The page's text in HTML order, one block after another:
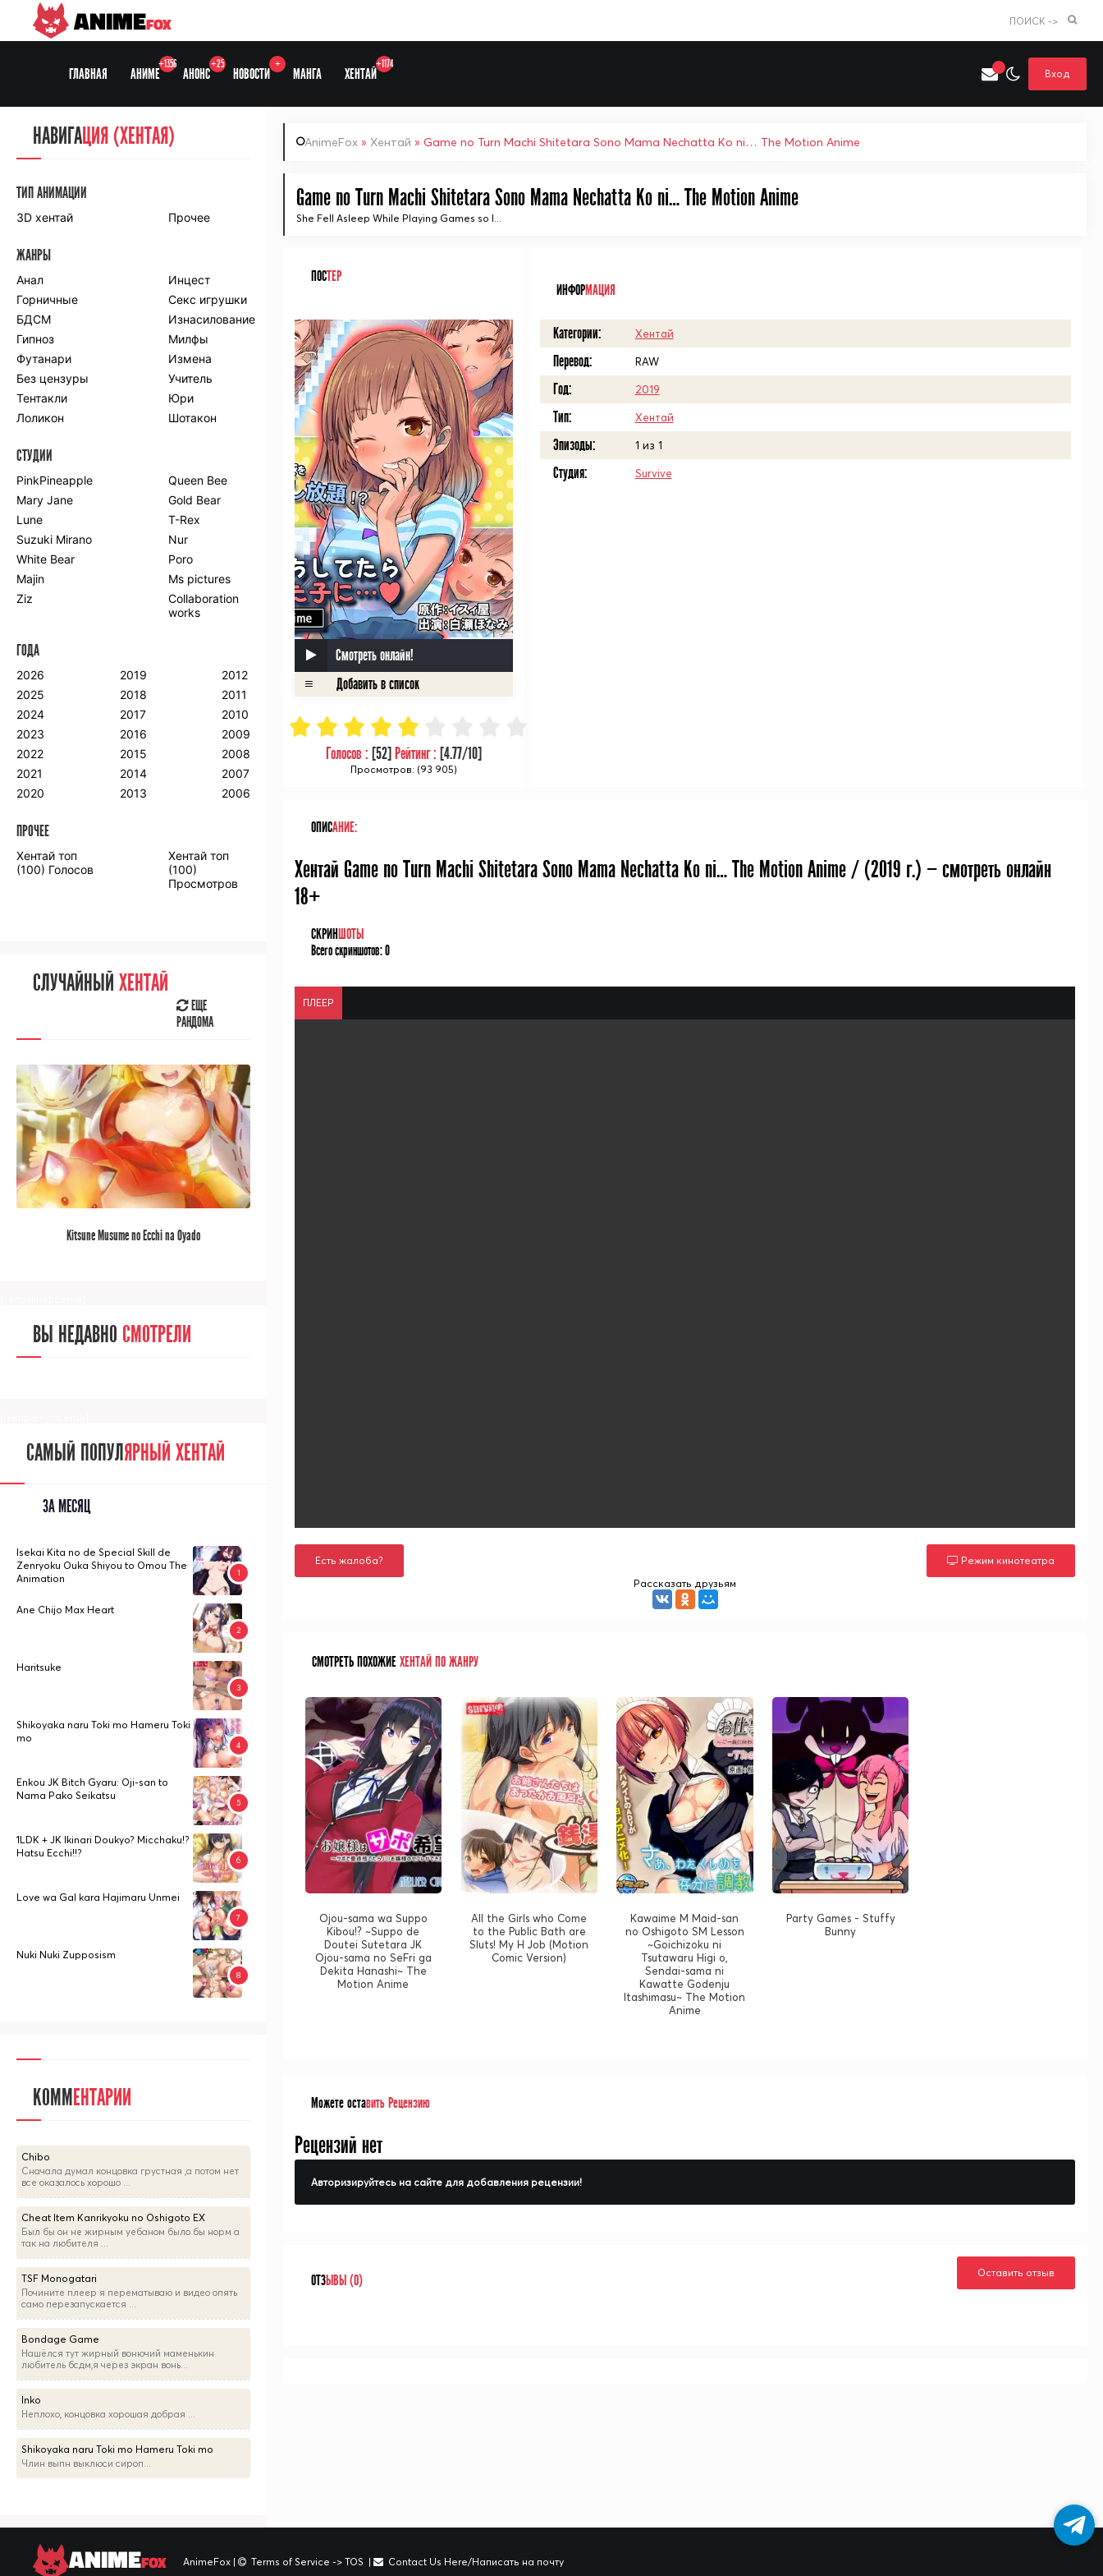
Выберите одну категорию для поиска Аниме
ANIMEFOX ПОИСК ->
ГЛАВНАЯ АНИМЕ
+1356
АНОНС
+25
НОВОСТИ
+
МАНГА ХЕНТАЙ
+1174
Вход
AnimeFox » Хентай » Game no Turn Machi Shitetara Sono Mama Nechatta Ko ni… The Motion Anime
Game no Turn Machi Shitetara Sono Mama Nechatta Ko ni… The Motion Anime
She Fell Asleep While Playing Games so I...
ПОСТЕР
Смотреть онлайн!
Голосов : [52] Рейтинг : [4.77/10]
Просмотров: (93 905)
ИНФОРМАЦИЯ
Категории: Хентай
Перевод: RAW
Год: 2019
Тип: Хентай
Эпизоды: 1 из 1
Студия: Survive
ОПИСАНИЕ:
Хентай Game no Turn Machi Shitetara Sono Mama Nechatta Ko ni… The Motion Anime / (2019 г.) — смотреть онлайн
18+
СКРИНШОТЫ
Всего скриншотов:0
ПЛЕЕР
Есть жалоба?
Режим кинотеатра
Рассказать друзьям
СМОТРЕТЬ ПОХОЖИЕХЕНТАЙ ПО ЖАНРУ
Ojou-sama wa Suppo
Kibou!? ~Suppo de
Doutei Sutetara JK
Ojou-sama no SeFri ga
Dekita Hanashi~ The
Motion Anime
All the Girls who Come
to the Public Bath are
Sluts! My H Job (Motion
Comic Version)
Kawaime M Maid-san
no Oshigoto SM Lesson
~Goichizoku ni
Tsutawaru Higi o,
Sendai-sama ni
Kawatte Godenju
Itashimasu~ The Motion
Anime
Party Games - Stuffy
Bunny
Можете оставить Рецензию
Рецензий нет
Авторизируйтесь на сайте для добавления рецензии!
ОТЗЫВЫ (0) Оставить отзыв
НАВИГАЦИЯ
СЕЗОНЫ
Anidub
Animedia
Kansai studio
Onibaku
Shiza project
ПО ЖАНРАМ
Комедия
Приключения
Романтика
Школа
Этти
Боевые
искусства
Гарем
Драма
Игры
Исторический
Магия
Фантастика
Фэнтези
Мистика
Попаданцы в
другой мир
Хентай
ПО ГОДУ
2023
2022
2021
2020
2019
2018
2017
2016
2013
2012
2011
2010
2009
2008
2005
2004
2003
2002
2001
2000
ПРОЧЕЕ
Аниме фильмы Аниме OVA
СЛУЧАЙНОЕ АНИМЕ
РАНДОМА
ВЫ НЕДАВНОСМОТРЕЛИ
[/senpainoticeme]
САМЫЙ ПОПУЛЯРНЫЙ АНИМЕ
НАВИГАЦИЯ (ХЕНТАЯ)
ТИП АНИМАЦИИ
3D хентай Прочее
ЖАНРЫ
Анал
Инцест
Горничные
Секс игрушки
БДСМ
Изнасилование
Гипноз
Милфы
Футанари
Измена
Без цензуры
Учитель
Тентакли
Юри
Лоликон
Шотакон
СТУДИИ
PinkPineapple
Queen Bee
Mary Jane
Gold Bear
Lune
T-Rex
Suzuki Mirano
Nur
White Bear
Poro
Majin
Ms pictures
Ziz
Collaboration
works
ГОДА
2026
2025
2024
2023
2022
2021
2020
2019
2018
2017
2016
2015
2014
2013
2012
2011
2010
2009
2008
2007
2006
ПРОЧЕЕ
Хентай топ
(100) Голосов
Хентай топ
(100)
Просмотров
СЛУЧАЙНЫЙ ХЕНТАЙ
ЕЩЕ
РАНДОМА
Kitsune Musume no Ecchi na Oyado
ВЫ НЕДАВНО СМОТРЕЛИ
САМЫЙ ПОПУЛЯРНЫЙ ХЕНТАЙ
ЗА МЕСЯЦ
Isekai Kita no de Special Skill de
Zenryoku Ouka Shiyou to Omou The
Animation
Ane Chijo Max Heart
Haritsuke
Shikoyaka naru Toki mo Hameru Toki
mo
Enkou JK Bitch Gyaru: Oji-san to
Nama Pako Seikatsu
1LDK + JK Ikinari Doukyo? Micchaku!?
Hatsu Ecchi!!?
Love wa Gal kara Hajimaru Unmei
Nuki Nuki Zupposism
КОММЕНТАРИИ
Chibo
Сначала думал концовка грустная ,а потом нет
все оказалось хорошо ...
Cheat Item Kanrikyoku no Oshigoto EX
Был бы он не жирным уебаном было бы норм а
так на любителя ...
TSF Monogatari
Почините плеер я перематываю и видео опять
само перезапускается ...
Bondage Game
Нашёлся тут жирный вонючий маменькин
любитель бсдм,я через экран вонь...
Inko
Неплохо, концовка хорошая добрая ...
Shikoyaka naru Toki mo Hameru Toki mo
Члин выпн выклюси сироп...
ANIMEFOX AnimeFox | Terms of Service -> TOS | Contact Us Here/Написать на почту